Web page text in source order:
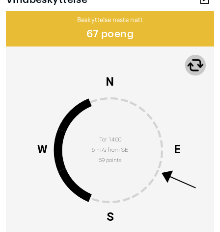
Beskyttelse neste natt
67 poeng
Tor 14:00
6 m/s from SE
69 points
N
E
S
W